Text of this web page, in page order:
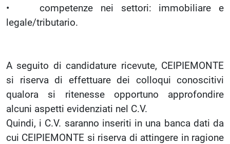
• competenze nei settori: immobiliare e
legale/tributario.
A seguito di candidature ricevute, CEIPIEMONTE
si riserva di effettuare dei colloqui conoscitivi
qualora si ritenesse opportuno approfondire
alcuni aspetti evidenziati nel C.V.
Quindi, i C.V. saranno inseriti in una banca dati da
cui CEIPIEMONTE si riserva di attingere in ragione